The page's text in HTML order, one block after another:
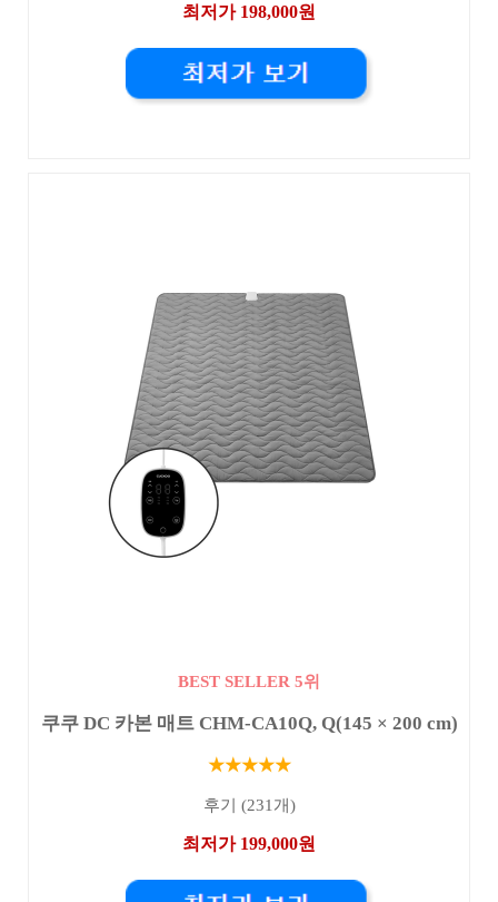
최저가 198,000원
BEST SELLER 5위
쿠쿠 DC 카본 매트 CHM-CA10Q, Q(145 × 200 cm)
★★★★★
후기 (231개)
최저가 199,000원